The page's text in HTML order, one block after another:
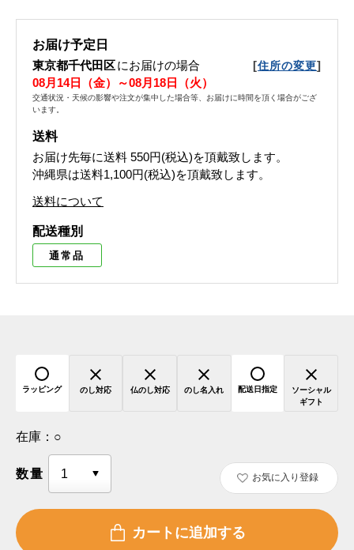
お届け予定日
東京都千代田区にお届けの場合 [住所の変更]
08月14日（金）～08月18日（火）
交通状況・天候の影響や注文が集中した場合等、お届けに時間を頂く場合がござ
います。
送料
お届け先毎に送料 550円(税込)を頂戴致します。
沖縄県は送料1,100円(税込)を頂戴致します。
送料について
配送種別
通常品
ラッピング のし対応 仏のし対応 のし名入れ 配送日指定
ソーシャル
ギフト
在庫： ○
数量 お気に入り登録